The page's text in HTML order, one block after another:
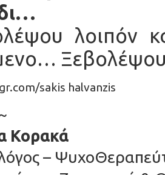
λοιπόν
sakis halvanzis
Κορακά
–